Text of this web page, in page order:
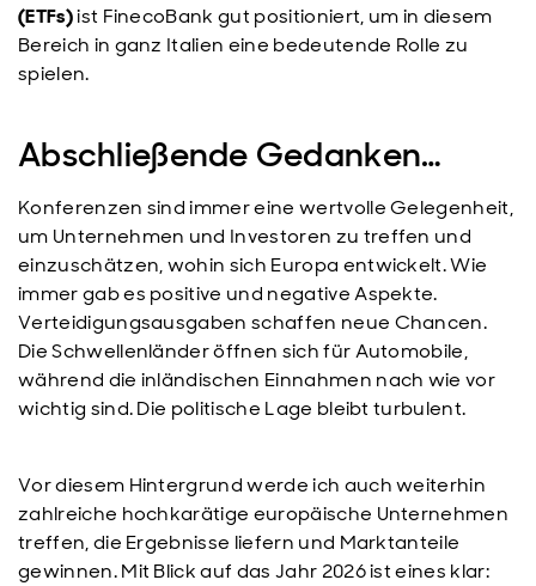
(ETFs)ist FinecoBank gut positioniert, um in diesem
Bereich in ganz Italien eine bedeutende Rolle zu
spielen.
Abschließende Gedanken…
Konferenzen sind immer eine wertvolle Gelegenheit,
um Unternehmen und Investoren zu treffen und
einzuschätzen, wohin sich Europa entwickelt. Wie
immer gab es positive und negative Aspekte.
Verteidigungsausgaben schaffen neue Chancen.
Die Schwellenländer öffnen sich für Automobile,
während die inländischen Einnahmen nach wie vor
wichtig sind. Die politische Lage bleibt turbulent.
Vor diesem Hintergrund werde ich auch weiterhin
zahlreiche hochkarätige europäische Unternehmen
treffen, die Ergebnisse liefern und Marktanteile
gewinnen. Mit Blick auf das Jahr 2026 ist eines klar: